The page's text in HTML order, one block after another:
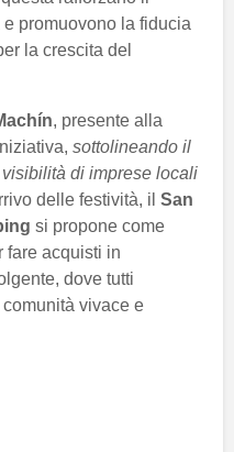
promuovono la fiducia
la crescita del
, presente alla
sottolineando il
di imprese locali
delle festività, il San
si propone come
fare acquisti in
dove tutti
vivace e